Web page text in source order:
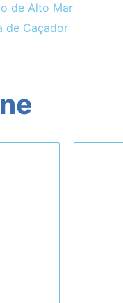
de Alto Mar
de Caçador